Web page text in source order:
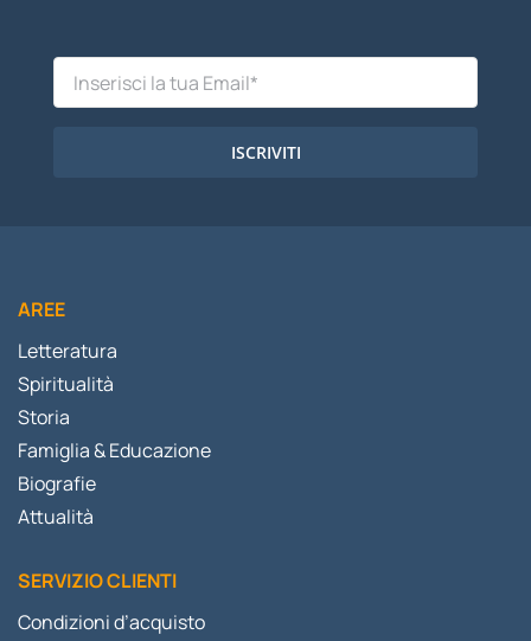
ISCRIVITI
AREE
Letteratura
Spiritualità
Storia
Famiglia & Educazione
Biografie
Attualità
SERVIZIO CLIENTI
Condizioni d’acquisto